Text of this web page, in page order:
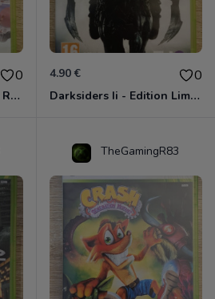
0
Dead Rising 2 - Off The Record Xbox 360
4.90 € 0
Darksiders Ii - Edition Limitée Xbox 360
TheGamingR83